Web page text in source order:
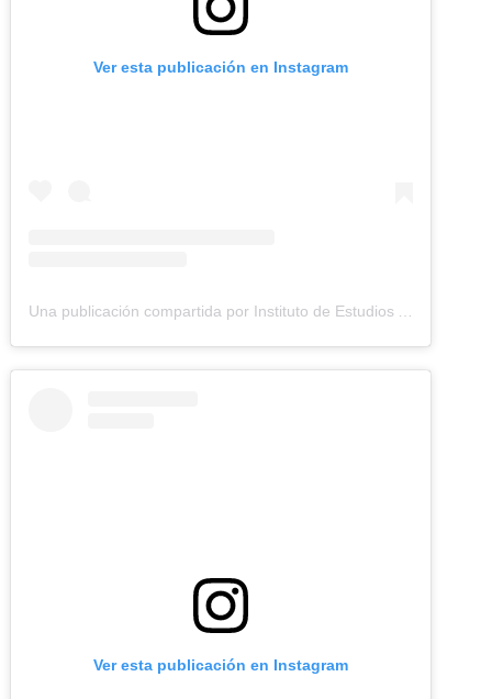
Ver esta publicación en Instagram
Ver esta publicación en Instagram